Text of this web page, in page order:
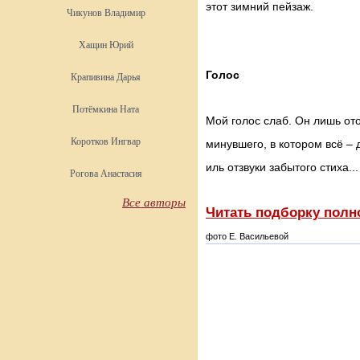
Чикунов Владимир
Хащин Юрий
Крапивина Дарья
Потёмкина Ната
Коротков Ингвар
Рогова Анастасия
Все авторы
этот зимний пейзаж.
Голос
Мой голос слаб. Он лишь
минувшего, в котором всё –
иль отзвуки забытого стиха...
Читать подборку
фото Е. Васильевой